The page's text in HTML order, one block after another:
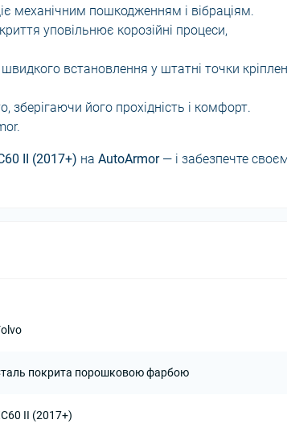
механічним пошкодженням і вібраціям.
уповільнює корозійні процеси,
встановлення у штатні точки
зберігаючи його прохідність і комфорт.
II (2017+) на AutoArmor— і забезпечте
покрита порошковою фарбою
II (2017+)